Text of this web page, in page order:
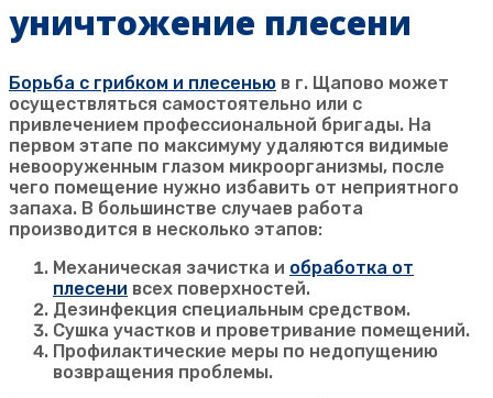
уничтожение плесени
Борьба с грибком и плесенью в г. Щапово может
осуществляться самостоятельно или с
привлечением профессиональной бригады. На
первом этапе по максимуму удаляются видимые
невооруженным глазом микроорганизмы, после
чего помещение нужно избавить от неприятного
запаха. В большинстве случаев работа
производится в несколько этапов:
Механическая зачистка и обработка от
плесени всех поверхностей.
Дезинфекция специальным средством.
Сушка участков и проветривание помещений.
Профилактические меры по недопущению
возвращения проблемы.